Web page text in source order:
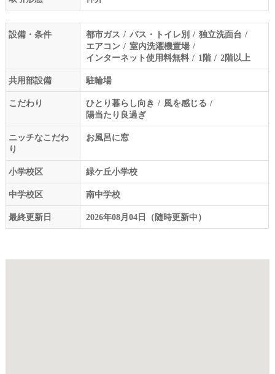
設備・条件 都市ガス バス・トイレ別
独立洗面台
エアコン
室内洗濯機置場
インターネット使用料無料
1階 2階以上
共用部設備 駐輪場
こだわり ひとり暮らし向き
風を感じる
陽当たり良過ぎ
ニッチなこだわ
り
お風呂に窓
小学校区 緑ケ丘小学校
中学校区 南中学校
最終更新日 2026年08月04日（随時更新中）